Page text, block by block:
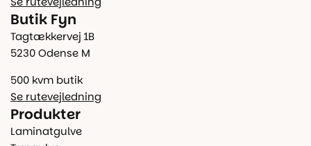
Butik Fyn
Tagtækkervej 1B
5230 Odense M
500 kvm butik
Se rutevejledning
Produkter
Laminatgulve